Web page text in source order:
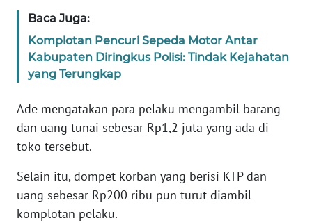
Baca Juga:
Komplotan Pencuri Sepeda Motor Antar
Kabupaten Diringkus Polisi: Tindak Kejahatan
yang Terungkap
Ade mengatakan para pelaku mengambil barang
dan uang tunai sebesar Rp1,2 juta yang ada di
toko tersebut.
Selain itu, dompet korban yang berisi KTP dan
uang sebesar Rp200 ribu pun turut diambil
komplotan pelaku.
Wahana
Regional
SUMUT
JAKARTA
WN
JABAR